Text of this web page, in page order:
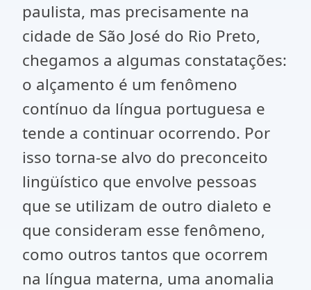
paulista, mas precisamente na
cidade de São José do Rio Preto,
chegamos a algumas constatações:
o alçamento é um fenômeno
contínuo da língua portuguesa e
tende a continuar ocorrendo. Por
isso torna-se alvo do preconceito
lingüístico que envolve pessoas
que se utilizam de outro dialeto e
que consideram esse fenômeno,
como outros tantos que ocorrem
na língua materna, uma anomalia